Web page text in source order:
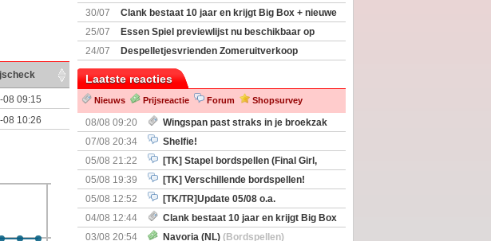
08 09:15
08 10:26
30/07
Clank bestaat 10 jaar en krijgt Big Box + nieuwe
uitbreiding
25/07
Essen Spiel previewlijst nu beschikbaar op
Boardgamegeek
24/07
Despelletjesvrienden Zomeruitverkoop
Laatste reacties
Nieuws Prijsreactie Forum Shopsurvey
08/08 09:20
Wingspan past straks in je broekzak
07/08 20:34
Shelfie!
05/08 21:22
[TK] Stapel bordspellen (Final Girl,
Nemesis Retaliation, Zombicide Invader)
05/08 19:39
[TK] Verschillende bordspellen!
05/08 12:52
[TK/TR]Update 05/08 o.a.
Prijsverlagingen, Imperium Horizons, 20 Strong
04/08 12:44
Clank bestaat 10 jaar en krijgt Big Box
+ nieuwe uitbreiding
03/08 20:54 Navoria (NL) (Bordspellen)